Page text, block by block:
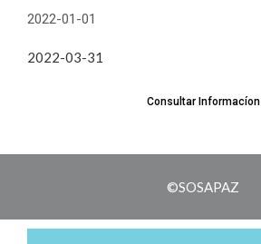
2022-01-01
2022-03-31
Consultar Informacíon
©SOSAPAZ